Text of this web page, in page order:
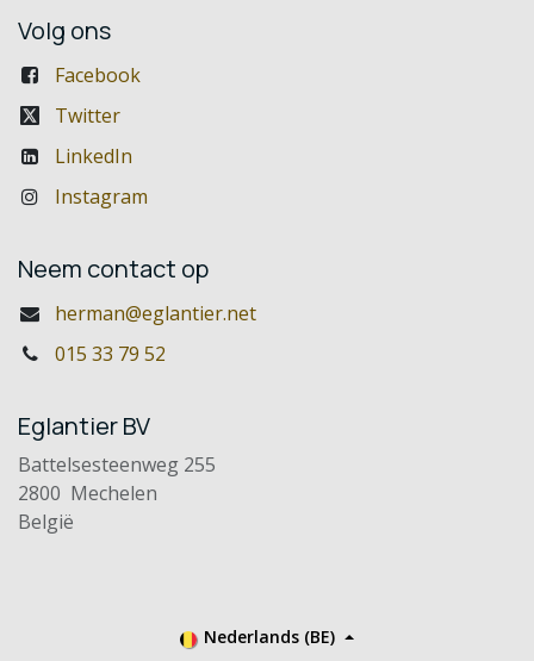
Volg ons
Facebook
Twitter
LinkedIn
Instagram
Neem contact op
herman@eglantier.net
015 33 79 52
Eglantier BV
Battelsesteenweg 255
2800 Mechelen
België
Nederlands (BE)